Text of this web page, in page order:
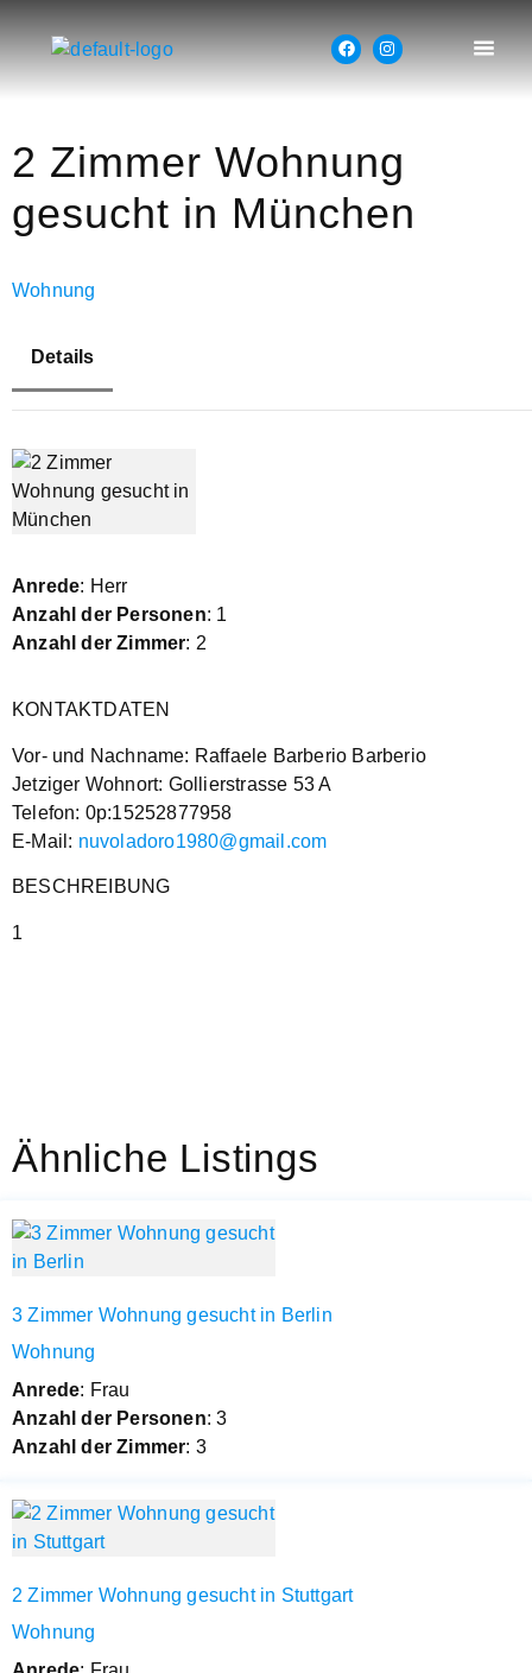
2 Zimmer Wohnung
gesucht in München
Wohnung
Details
Anrede: Herr
Anzahl der Personen: 1
Anzahl der Zimmer: 2
KONTAKTDATEN
Vor- und Nachname: Raffaele Barberio Barberio
Jetziger Wohnort: Gollierstrasse 53 A
Telefon: 0p:15252877958
E-Mail: nuvoladoro1980@gmail.com
BESCHREIBUNG
1
Ähnliche Listings
3 Zimmer Wohnung gesucht in Berlin
Wohnung
Anrede: Frau
Anzahl der Personen: 3
Anzahl der Zimmer: 3
2 Zimmer Wohnung gesucht in Stuttgart
Wohnung